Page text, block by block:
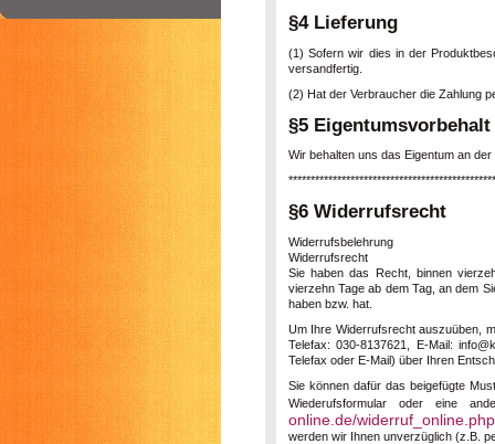
§4 Lieferung
(1) Sofern wir dies in der
versandfertig.
(2) Hat der Verbraucher die Zahlung
§5 Eigentumsvorbehalt
Wir behalten uns das Eigentum an
§6 Widerrufsrecht
Widerrufsbelehrung
Widerrufsrecht
Sie haben das Recht, binnen
vierzehn Tage ab dem Tag, an dem
haben bzw. hat.
Um Ihre Widerrufsrecht auszuüben,
Telefax: 030-8137621, E-Mail:
Telefax oder E-Mail) über Ihren
Sie können dafür das beigefügte
Wiederufsformular oder eine
online.de/widerruf_online.php
werden wir Ihnen unverzüglich (z.B.